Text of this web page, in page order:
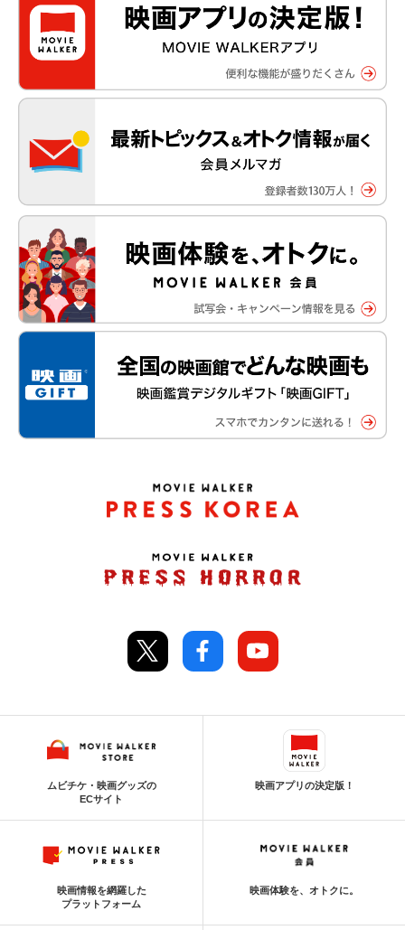
ムビチケ・映画グッズの
ECサイト
映画アプリの決定版！
映画情報を網羅した
プラットフォーム
映画体験を、オトクに。